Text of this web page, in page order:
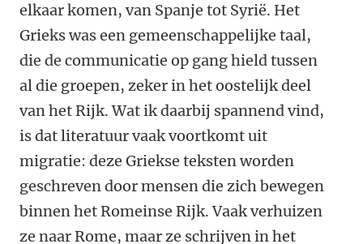
elkaar komen, van Spanje tot Syrië. Het
Grieks was een gemeenschappelijke taal,
die de communicatie op gang hield tussen
al die groepen, zeker in het oostelijk deel
van het Rijk. Wat ik daarbij spannend vind,
is dat literatuur vaak voortkomt uit
migratie: deze Griekse teksten worden
geschreven door mensen die zich bewegen
binnen het Romeinse Rijk. Vaak verhuizen
ze naar Rome, maar ze schrijven in het